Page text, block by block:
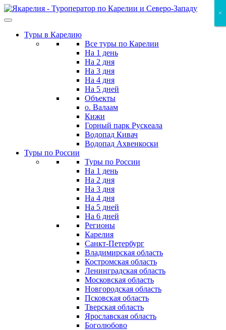
Skip
to
contentТуры в Карелию
Все туры по Карелии
На 1 день
На 2 дня
На 3 дня
На 4 дня
На 5 дней
Объекты
о. Валаам
Кижи
Горный парк Рускеала
Водопад Кивач
Водопад Ахвенкоски
Туры по России
Туры по России
На 1 день
На 2 дня
На 3 дня
На 4 дня
На 5 дней
На 6 дней
Регионы
Карелия
Санкт-Петербург
Владимирская область
Костромская область
Ленинградская область
Московская область
Новгородская область
Псковская область
Тверская область
Ярославская область
Боголюбово
×
×
×